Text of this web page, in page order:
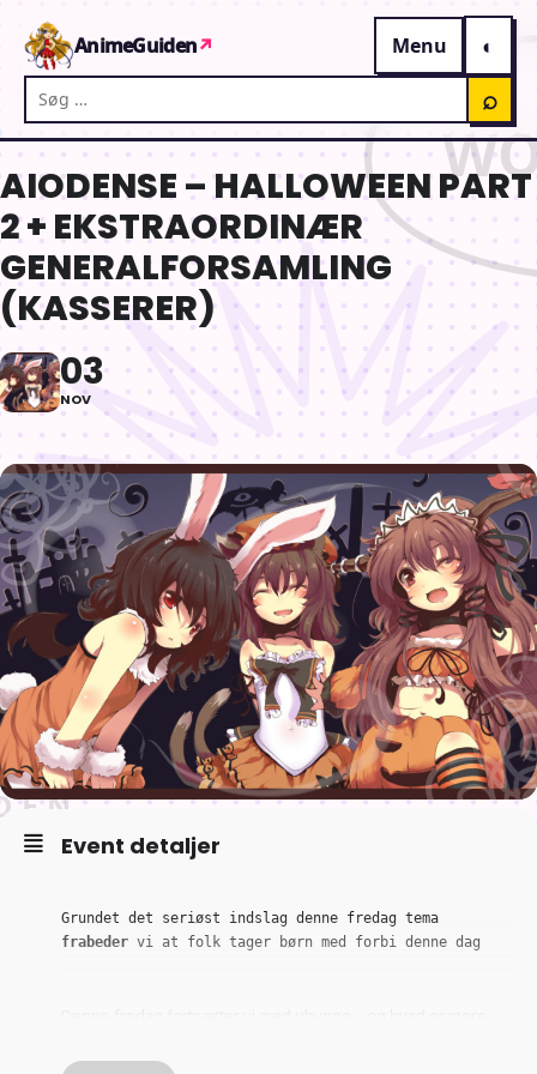
AnimeGuiden↗
Menu
Søg på AnimeGuiden
⌕
AIODENSE – HALLOWEEN PART
2 + EKSTRAORDINÆR
GENERALFORSAMLING
(KASSERER)
03
NOV
Event detaljer
frabeder vi at folk tager børn med forbi denne dag
generalforsamling. Vi skal som minimum have fundet en ny